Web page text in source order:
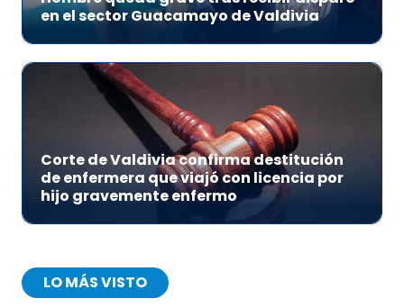
en el sector Guacamayo de Valdivia
Corte de Valdivia confirma destitución
de enfermera que viajó con licencia por
hijo gravemente enfermo
LO MÁS VISTO